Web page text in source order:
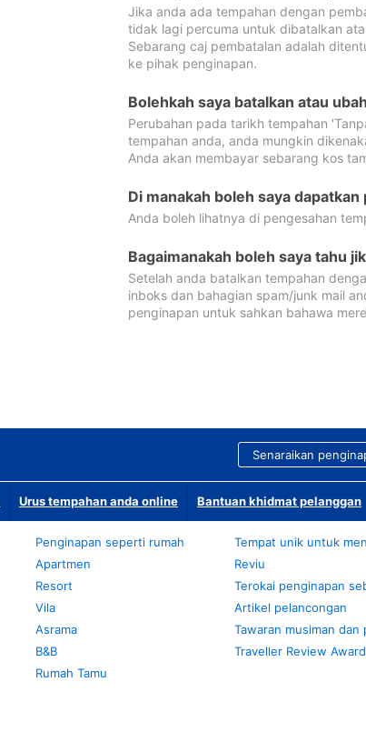
Jika anda ada tempahan dengan
tidak lagi percuma untuk dibatalkan
Sebarang caj pembatalan adalah
ke pihak penginapan.
Bolehkah saya batalkan atau
Perubahan pada tarikh tempahan
tempahan anda, anda mungkin
Anda akan membayar sebarang kos
Di manakah boleh saya
Anda boleh lihatnya di pengesahan
Bagaimanakah boleh saya tahu
Setelah anda batalkan tempahan
inboks dan bahagian spam/junk mail
penginapan untuk sahkan bahawa
Senaraikan
Urus tempahan anda online Bantuan khidmat pelanggan
Penginapan seperti rumah
Apartmen
Resort
Vila
Asrama
B&B
Rumah Tamu
Tempat unik untuk
Reviu
Terokai penginapan
Artikel pelancongan
Tawaran musiman dan
Traveller Review